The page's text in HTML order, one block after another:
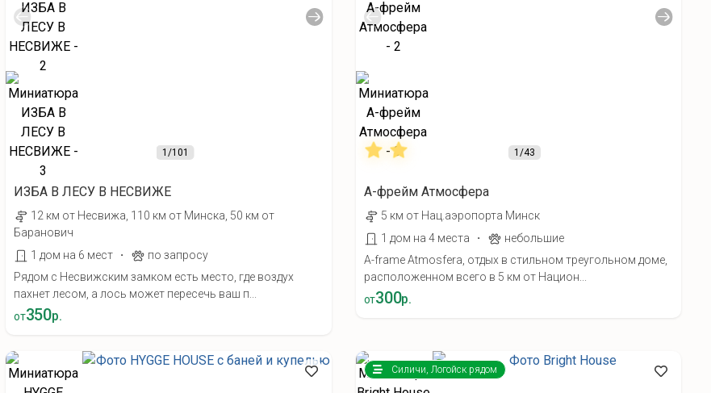
1 /101
ИЗБА В ЛЕСУ В НЕСВИЖЕ
12 км от Несвижа, 110 км от Минска, 50 км от
Баранович
1 дом на 6 мест
·
по запросу
Рядом с Несвижским замком есть место, где воздух
пахнет лесом, а лось может пересечь ваш п...
от350р.
1/43
А-фрейм Атмосфера
5 км от Нац.аэропорта Минск
1 дом на 4 места
·
небольшие
A-frame Atmosfera, отдых в стильном треугольном доме,
расположенном всего в 5 км от Национ...
от300р.
Силичи, Логойск рядом